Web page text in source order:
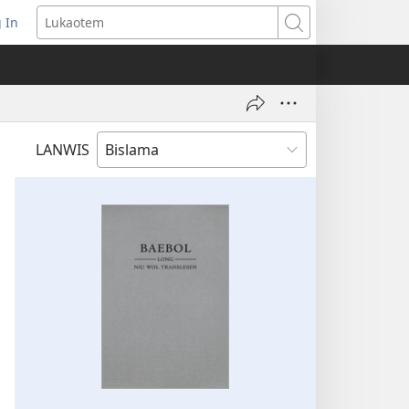
In
Lukaotem
LANWIS